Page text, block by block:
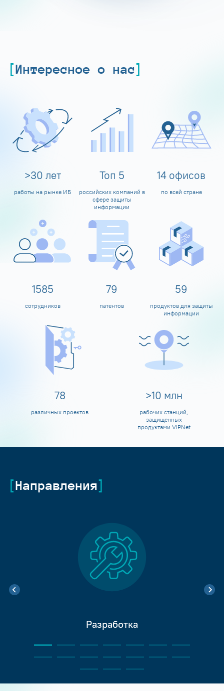
Интересное о нас
>30 лет
работы на рынке ИБ
Топ 5
российских компаний в
сфере защиты
информации
14 офисов
по всей стране
1600
сотрудников
80
патентов
60
продуктов для защиты
информации
80
различных проектов
>10 млн
рабочих станций,
защищенных
продуктами ViPNet
Направления
Разработка